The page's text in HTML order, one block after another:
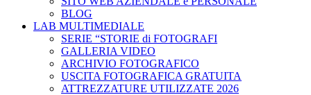
BLOG
LAB MULTIMEDIALE
SERIE “STORIE di FOTOGRAFI
GALLERIA VIDEO
ARCHIVIO FOTOGRAFICO
USCITA FOTOGRAFICA GRATUITA
ATTREZZATURE UTILIZZATE 2026